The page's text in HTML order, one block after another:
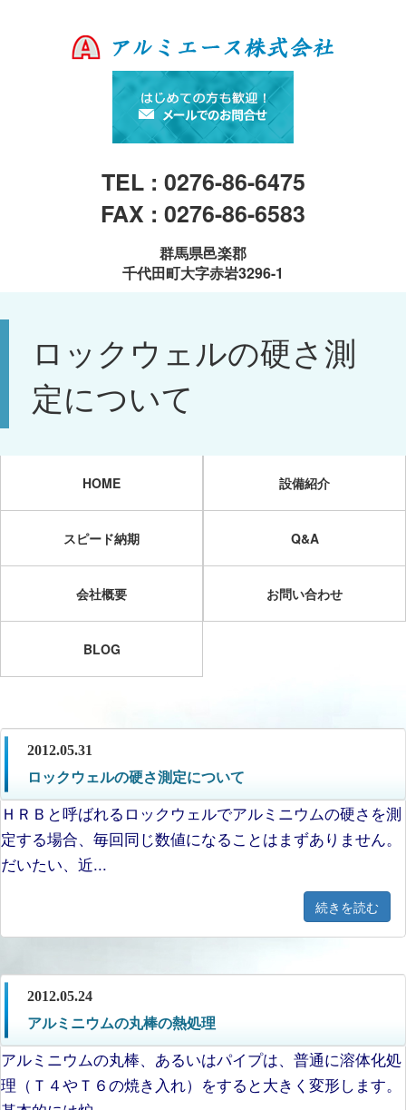
TEL : 0276-86-6475
FAX : 0276-86-6583
群馬県邑楽郡
千代田町大字赤岩3296-1
ロックウェルの硬さ測
定について
HOME 設備紹介
スピード納期 Q&A
会社概要 お問い合わせ
BLOG
2012.05.31
ロックウェルの硬さ測定について
ＨＲＢと呼ばれるロックウェルでアルミニウムの硬さを測
定する場合、毎回同じ数値になることはまずありません。
だいたい、近...
続きを読む
2012.05.24
アルミニウムの丸棒の熱処理
アルミニウムの丸棒、あるいはパイプは、普通に溶体化処
理（Ｔ４やＴ６の焼き入れ）をすると大きく変形します。